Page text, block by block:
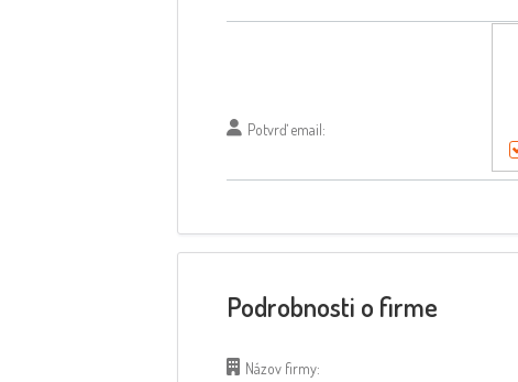
Potvrď email:
Podrobnosti o firme
Názov firmy: